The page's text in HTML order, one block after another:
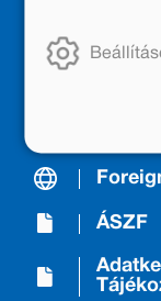
ÁSZF